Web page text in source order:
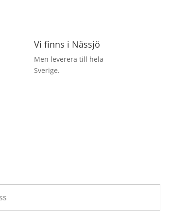
Vi finns i Nässjö
Men leverera till hela
Sverige.